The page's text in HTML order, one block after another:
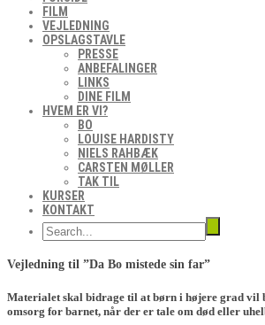
FILM
VEJLEDNING
OPSLAGSTAVLE
PRESSE
ANBEFALINGER
LINKS
DINE FILM
HVEM ER VI?
BO
LOUISE HARDISTY
NIELS RAHBÆK
CARSTEN MØLLER
TAK TIL
KURSER
KONTAKT
Vejledning til ”Da Bo mistede sin far”
Materialet skal bidrage til at børn i højere grad vil
omsorg for barnet, når der er tale om død eller